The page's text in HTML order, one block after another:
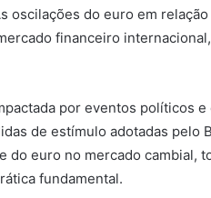
oscilações do euro em
financeiro
por eventos políticos
de estímulo adotadas pelo
do euro no mercado cambial,
fundamental.